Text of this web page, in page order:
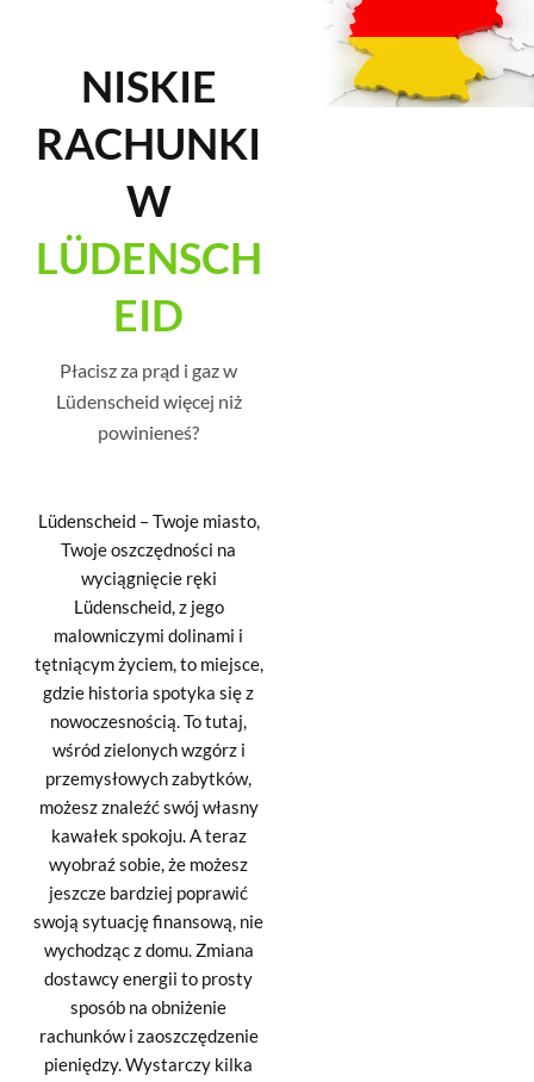
NISKIE
RACHUNKI
W
LÜDENSCH
EID
Płacisz za prąd i gaz w
Lüdenscheid więcej niż
powinieneś?
Lüdenscheid – Twoje miasto,
Twoje oszczędności na
wyciągnięcie ręki
Lüdenscheid, z jego
malowniczymi dolinami i
tętniącym życiem, to miejsce,
gdzie historia spotyka się z
nowoczesnością. To tutaj,
wśród zielonych wzgórz i
przemysłowych zabytków,
możesz znaleźć swój własny
kawałek spokoju. A teraz
wyobraź sobie, że możesz
jeszcze bardziej poprawić
swoją sytuację finansową, nie
wychodząc z domu. Zmiana
dostawcy energii to prosty
sposób na obniżenie
rachunków i zaoszczędzenie
pieniędzy. Wystarczy kilka